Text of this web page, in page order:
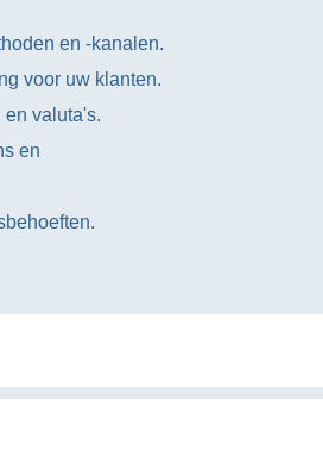
en -kanalen.
voor uw klanten.
valuta's.
en